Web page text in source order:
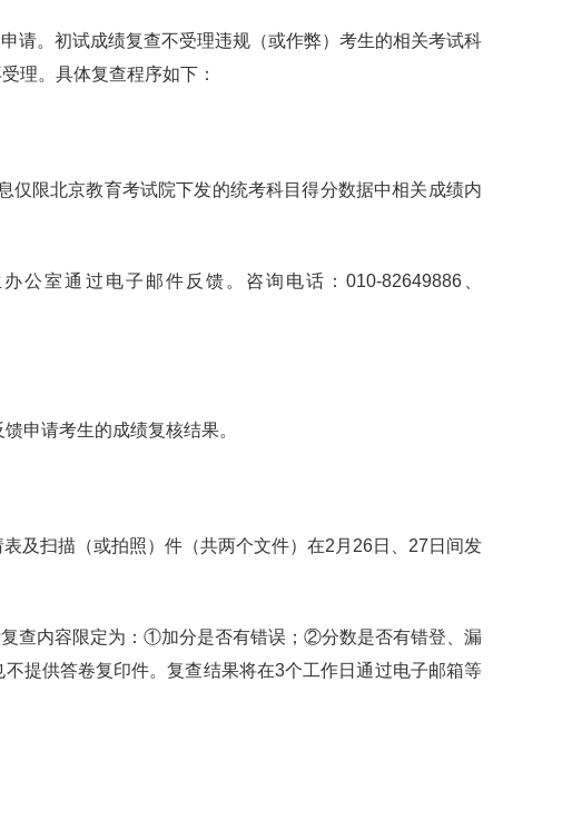
请。初试成绩复查不受理违规（或作弊）考生的相关考试科
理。具体复查程序如下：
限北京教育考试院下发的统考科目得分数据中相关成绩内
室通过电子邮件反馈。咨询电话：010-82649886、
申请考生的成绩复核结果。
及扫描（或拍照）件（共两个文件）在2月26日、27日间发
查内容限定为：①加分是否有错误；②分数是否有错登、漏
提供答卷复印件。复查结果将在3个工作日通过电子邮箱等